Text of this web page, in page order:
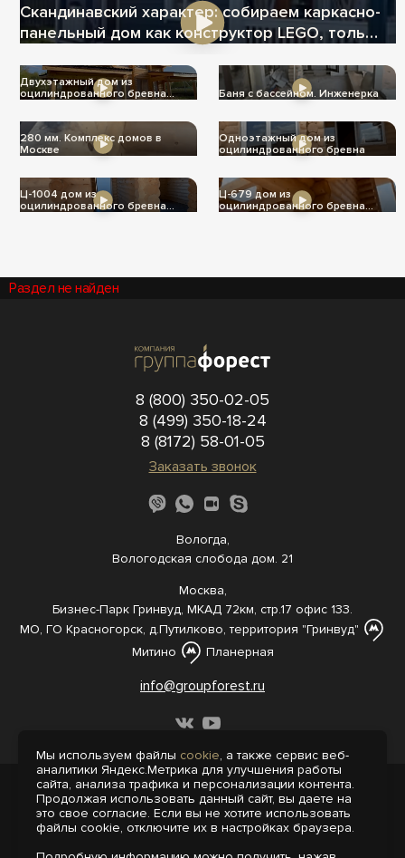
Скандинавский характер: собираем каркасно-
панельный дом как конструктор LEGO, только
Двухэтажный дом из
оцилиндрованного бревна
Баня с бассейном. Инженерка
280 мм. Комплекс домов в
Москве
Одноэтажный дом из
оцилиндрованного бревна
Ц-1004 дом из
оцилиндрованного бревна
Ц-679 дом из
оцилиндрованного бревна
Раздел не найден
8 (800) 350-02-05
8 (499) 350-18-24
8 (8172) 58-01-05
Заказать звонок
Вологда,
Вологодская слобода дом. 21
Москва,
Бизнес-Парк Гринвуд, МКАД 72км, стр.17 офис 133.
МО, ГО Красногорск, д.Путилково, территория "Гринвуд"
Митино
Планерная
info@groupforest.ru
© 2005-, 2026 Все права защищены
Информация, представленная на сайте,
не является публичной офертой.
Мы используем файлы cookie, а также сервис веб-
аналитики Яндекс.Метрика для улучшения работы
сайта, анализа трафика и персонализации контента.
Продолжая использовать данный сайт, вы даете на
это свое согласие. Если вы не хотите использовать
файлы cookie, отключите их в настройках браузера.